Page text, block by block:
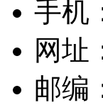
手机
网址
邮编